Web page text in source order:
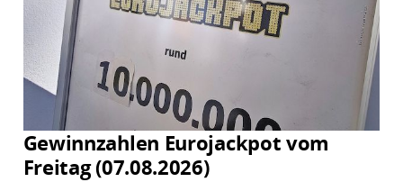
Gewinnzahlen Eurojackpot vom
Freitag (07.08.2026)